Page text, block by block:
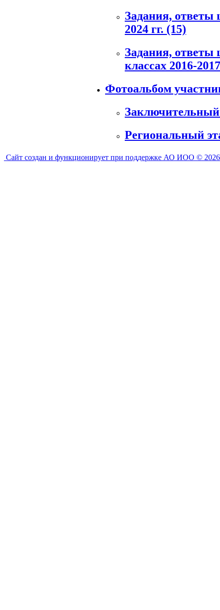
Задания, ответы
2024 гг. (15)
Задания, ответы
классах 2016-
Фотоальбом
Региональный
Сайт создан и функционирует при поддержке АО ИОО © 2026